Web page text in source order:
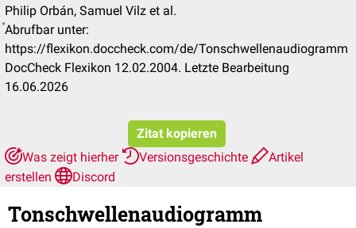
Philip Orbán, Samuel Vilz et al.
Abrufbar unter:
https://flexikon.doccheck.com/de/Tonschwellenaudiogramm
DocCheck Flexikon 12.02.2004. Letzte Bearbeitung
16.06.2026
Zitat kopieren
Was zeigt hierher
Versionsgeschichte
Artikel
erstellen
Discord
Tonschwellenaudiogramm